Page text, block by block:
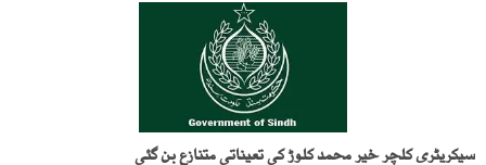
سیکریٹری کلچر خیر محمد کلوڑ کی تعیناتی متنازع بن گئی